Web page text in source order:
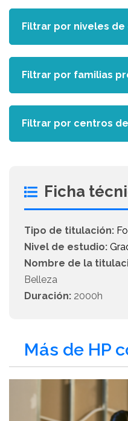
Ficha
Tipo de titulación:
Nivel de estudio:
Nombre de la
Belleza
Duración: 2000h
Más de HP
Filtrar por niveles de
Filtrar por familias
Filtrar por centros